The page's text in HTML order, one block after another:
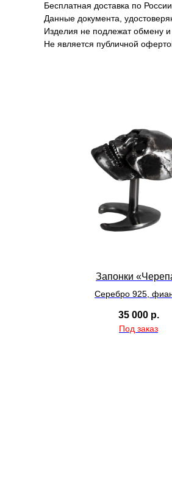
Бесплатная доставка по
Данные документа,
Изделия не подлежат обмену и
Не является публичной
Запонки
Серебро 925,
35 000 р.